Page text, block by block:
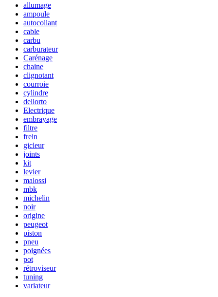
allumage
ampoule
autocollant
cable
carbu
carburateur
Carénage
chaine
clignotant
courroie
cylindre
dellorto
Electrique
embrayage
filtre
frein
gicleur
joints
kit
levier
malossi
mbk
michelin
noir
origine
peugeot
piston
pneu
poignées
pot
rétroviseur
tuning
variateur